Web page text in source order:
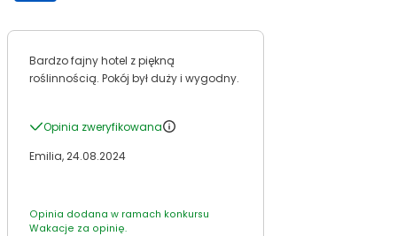
Bardzo fajny hotel z piękną
roślinnością. Pokój był duży i wygodny.
Opinia zweryfikowana
Emilia, 24.08.2024
Opinia dodana w ramach konkursu
Wakacje za opinię.